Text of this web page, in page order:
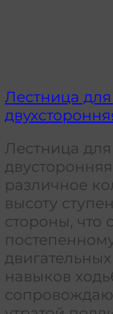
Лестница
Лестница
различное
высоту
стороны, что
навыков